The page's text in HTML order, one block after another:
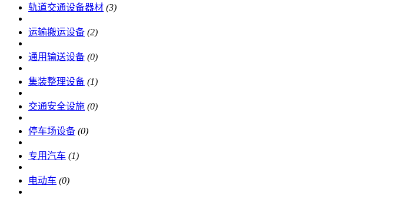
轨道交通设备器材 (3)
运输搬运设备 (2)
通用输送设备 (0)
集装整理设备 (1)
交通安全设施 (0)
停车场设备 (0)
专用汽车 (1)
电动车 (0)